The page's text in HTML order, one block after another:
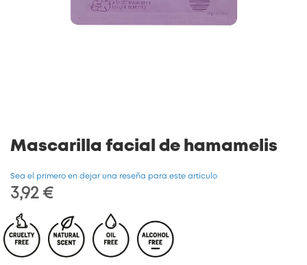
imágenes
Mascarilla facial de hamamelis
Sea el primero en dejar una reseña para este artículo
3,92 €